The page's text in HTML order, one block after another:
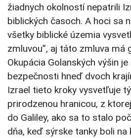
žiadnych okolností nepatrili
biblických časoch. A hoci sa
všetky biblické územia
zmluvou”, aj táto zmluva má
Okupácia Golanských výšin
bezpečnosti hneď dvoch
Izrael tieto kroky vysvetľuje
prirodzenou hranicou, z
do Galiley, ako sa to stalo
dňa, keď sýrske tanky boli